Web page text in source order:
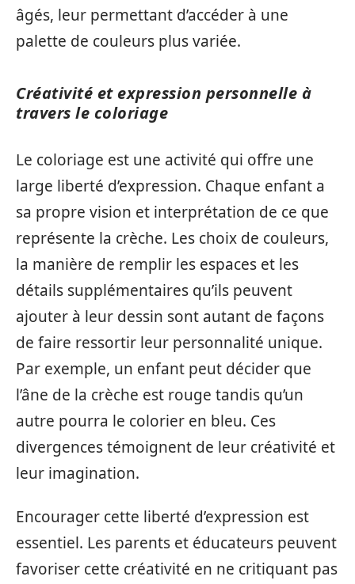
âgés, leur permettant d’accéder à une
palette de couleurs plus variée.
Créativité et expression personnelle à
travers le coloriage
Le coloriage est une activité qui offre une
large liberté d’expression. Chaque enfant a
sa propre vision et interprétation de ce que
représente la crèche. Les choix de couleurs,
la manière de remplir les espaces et les
détails supplémentaires qu’ils peuvent
ajouter à leur dessin sont autant de façons
de faire ressortir leur personnalité unique.
Par exemple, un enfant peut décider que
l’âne de la crèche est rouge tandis qu’un
autre pourra le colorier en bleu. Ces
divergences témoignent de leur créativité et
leur imagination.
Encourager cette liberté d’expression est
essentiel. Les parents et éducateurs peuvent
favoriser cette créativité en ne critiquant pas